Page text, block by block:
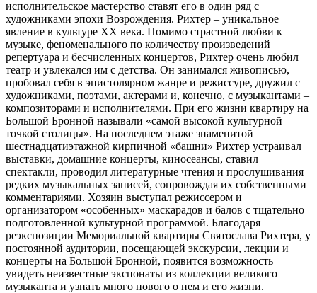
исполнительское мастерство ставят его в один ряд с
художниками эпохи Возрождения. Рихтер – уникальное
явление в культуре XX века. Помимо страстной любви к
музыке, феноменального по количеству произведений
репертуара и бесчисленных концертов, Рихтер очень любил
театр и увлекался им с детства. Он занимался живописью,
пробовал себя в эпистолярном жанре и режиссуре, дружил с
художниками, поэтами, актерами и, конечно, с музыкантами –
композиторами и исполнителями. При его жизни квартиру на
Большой Бронной называли «самой высокой культурной
точкой столицы». На последнем этаже знаменитой
шестнадцатиэтажной кирпичной «башни» Рихтер устраивал
выставки, домашние концерты, киносеансы, ставил
спектакли, проводил литературные чтения и прослушивания
редких музыкальных записей, сопровождая их собственными
комментариями. Хозяин выступал режиссером и
организатором «особенных» маскарадов и балов с тщательно
подготовленной культурной программой. Благодаря
реэкспозиции Мемориальной квартиры Святослава Рихтера, у
постоянной аудитории, посещающей экскурсии, лекции и
концерты на Большой Бронной, появится возможность
увидеть неизвестные экспонаты из коллекции великого
музыканта и узнать много нового о нем и его жизни.